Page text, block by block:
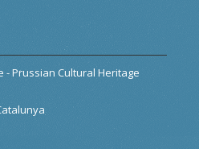
- Prussian Cultural Heritage